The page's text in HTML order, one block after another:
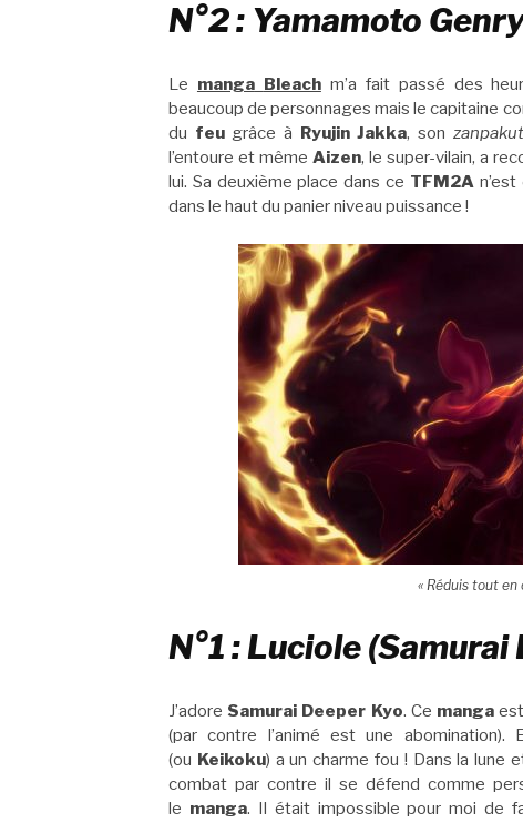
N°2 : Yamamoto
Le manga Bleachm’a fait passé des
beaucoup de personnages mais le capitaine
du feugrâce à Ryujin Jakka, son
l’entoure et même Aizen, le super-vilain, a
lui. Sa deuxième place dans ce TFM2An’est
dans le haut du panier niveau puissance !
« Réduis tout en
N°1 : Luciole (Samurai
J’adore Samurai Deeper Kyo. Ce manga
(par contre l’animé est une
(ou Keikoku) a un charme fou ! Dans la lune
combat par contre il se défend comme
le manga. Il était impossible pour moi de